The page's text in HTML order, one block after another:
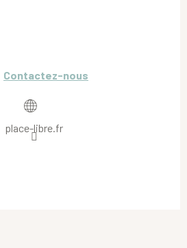
Contactez-nous
place-libre.fr